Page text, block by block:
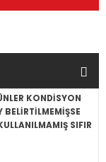
KONDİSYON
SIFIR